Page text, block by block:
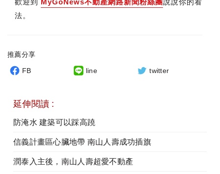
歡迎到 MyGoNews不動產網路新聞粉絲團說說你的看
法。
推薦分享
FB line twitter
延伸閱讀 :
防淹水 建築可以踩高蹺
信義計畫區心臟地帶 南山人壽成功插旗
潤泰入主後，南山人壽超愛不動產